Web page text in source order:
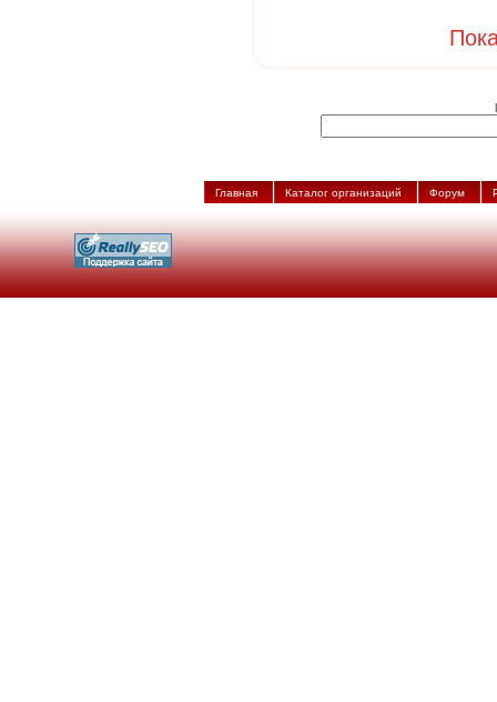
Главная Каталог организаций Форум